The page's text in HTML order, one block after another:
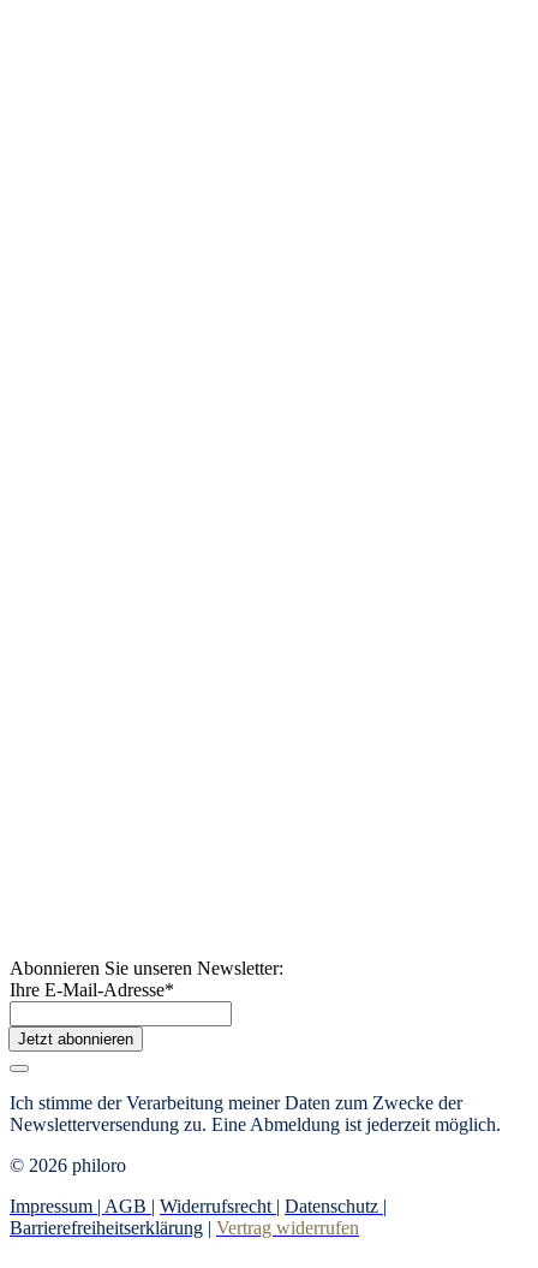
Abonnieren Sie unseren Newsletter:
Ihre E-Mail-Adresse*
Jetzt abonnieren
Ich stimme der Verarbeitung meiner Daten zum Zwecke der
Newsletterversendung zu. Eine Abmeldung ist jederzeit möglich.
© 2026 philoro
Impressum | AGB | Widerrufsrecht | Datenschutz |
Barrierefreiheitserklärung | Vertrag widerrufen